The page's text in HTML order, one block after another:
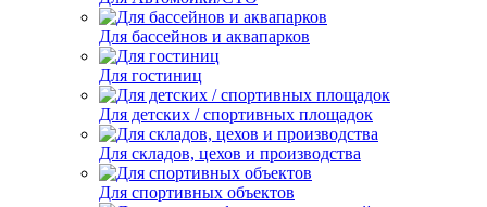
Для бассейнов и аквапарков
Для гостиниц
Для детских / спортивных площадок
Для складов, цехов и производства
Для спортивных объектов